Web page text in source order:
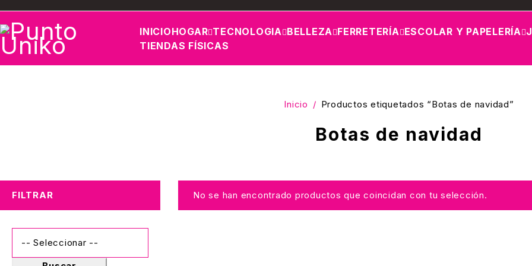
INICIOHOGAR TECNOLOGIA BELLEZA FERRETERÍA ESCOLAR Y PAPELERÍA
TIENDAS FÍSICAS
Botas de navidad
Inicio / Productos etiquetados “Botas de navidad”
FILTRAR No se han encontrado productos que coincidan con tu selección.